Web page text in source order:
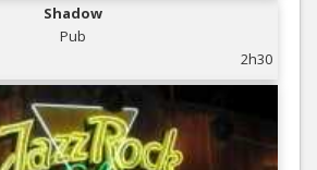
Shadow
Pub
2h30